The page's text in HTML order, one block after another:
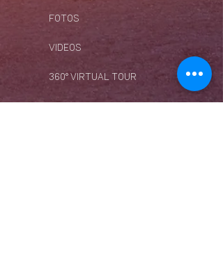
FOTOS
VIDEOS
360° VIRTUAL TOUR
EVENTS